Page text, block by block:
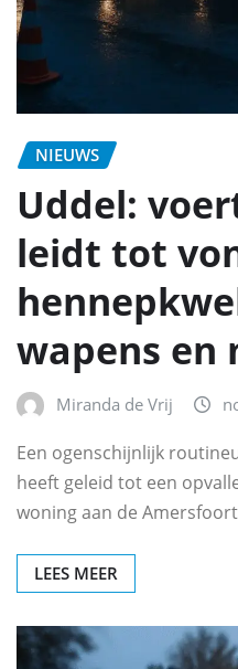
NIEUWS
Uddel:
leidt tot
wapens en
Miranda de Vrij
Een ogenschijnlijk
heeft geleid tot een
woning aan de
LEES MEER